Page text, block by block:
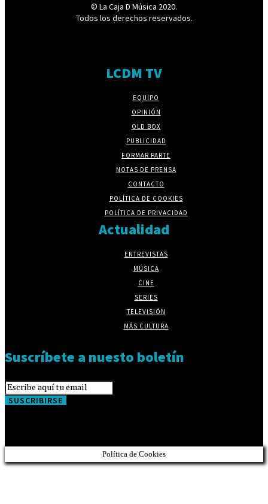
© La Caja D Música 2020.
Todos los derechos reservados.
LCDM TV
EQUIPO
OPINIÓN
OLD BOX
PUBLICIDAD
FORMAR PARTE
NOTAS DE PRENSA
CONTACTO
POLÍTICA DE COOKIES
POLÍTICA DE PRIVACIDAD
Actualidad
ENTREVISTAS
MÚSICA
CINE
SERIES
TELEVISIÓN
MÁS CULTURA
Suscríbete a nuesto boletín
SUSCRIBIRSE
Política de Cookies